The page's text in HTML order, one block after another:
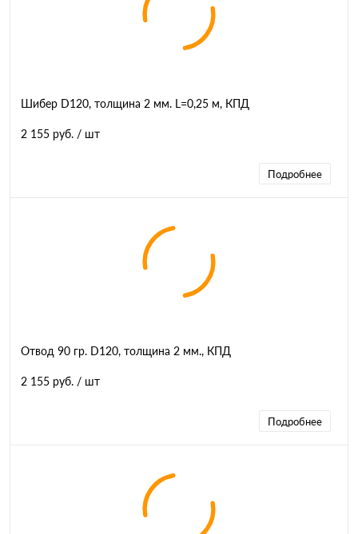
Шибер D120, толщина 2 мм. L=0,25 м, КПД
2 155 руб. / шт
Подробнее
Отвод 90 гр. D120, толщина 2 мм., КПД
2 155 руб. / шт
Подробнее